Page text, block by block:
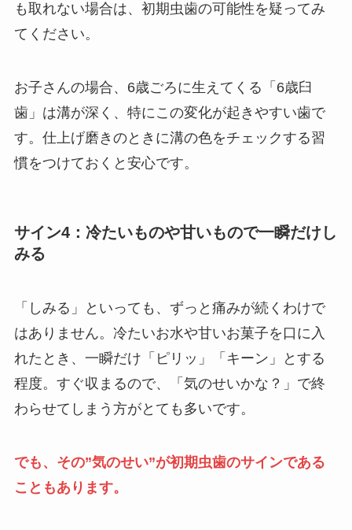
も取れない場合は、初期虫歯の可能性を疑ってみ
てください。
お子さんの場合、6歳ごろに生えてくる「6歳臼
歯」は溝が深く、特にこの変化が起きやすい歯で
す。仕上げ磨きのときに溝の色をチェックする習
慣をつけておくと安心です。
サイン4：冷たいものや甘いもので一瞬だけし
みる
「しみる」といっても、ずっと痛みが続くわけで
はありません。冷たいお水や甘いお菓子を口に入
れたとき、一瞬だけ「ピリッ」「キーン」とする
程度。すぐ収まるので、「気のせいかな？」で終
わらせてしまう方がとても多いです。
でも、その”気のせい”が初期虫歯のサインである
こともあります。